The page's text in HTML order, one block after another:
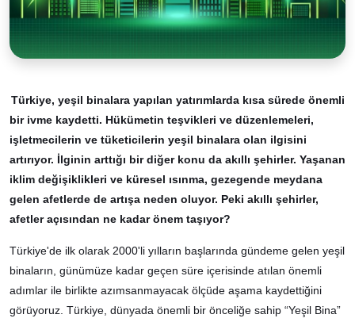
Türkiye, yeşil binalara yapılan yatırımlarda kısa sürede önemli
bir ivme kaydetti. Hükümetin teşvikleri ve düzenlemeleri,
işletmecilerin ve tüketicilerin yeşil binalara olan ilgisini
artırıyor. İlginin arttığı bir diğer konu da akıllı şehirler. Yaşanan
iklim değişiklikleri ve küresel ısınma, gezegende meydana
gelen afetlerde de artışa neden oluyor. Peki akıllı şehirler,
afetler açısından ne kadar önem taşıyor?
Türkiye'de ilk olarak 2000'li yılların başlarında gündeme gelen yeşil
binaların, günümüze kadar geçen süre içerisinde atılan önemli
adımlar ile birlikte azımsanmayacak ölçüde aşama kaydettiğini
görüyoruz. Türkiye, dünyada önemli bir önceliğe sahip “Yeşil Bina”